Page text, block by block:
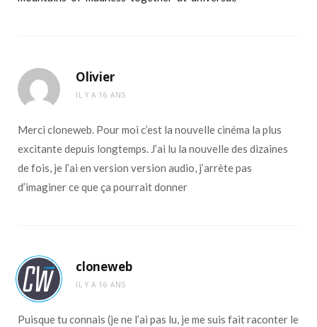
Olivier
IL Y A 16 ANS
Merci cloneweb. Pour moi c’est la nouvelle cinéma la plus
excitante depuis longtemps. J’ai lu la nouvelle des dizaines
de fois, je l’ai en version version audio, j’arrète pas
d’imaginer ce que ça pourrait donner
cloneweb
IL Y A 16 ANS
Puisque tu connais (je ne l’ai pas lu, je me suis fait raconter le